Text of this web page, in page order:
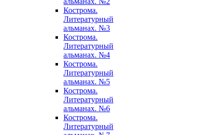
Кострома.
Литературный
альманах. №3
Кострома.
Литературный
альманах. №4
Кострома.
Литературный
альманах. №5
Кострома.
Литературный
альманах. №6
Кострома.
Литературный